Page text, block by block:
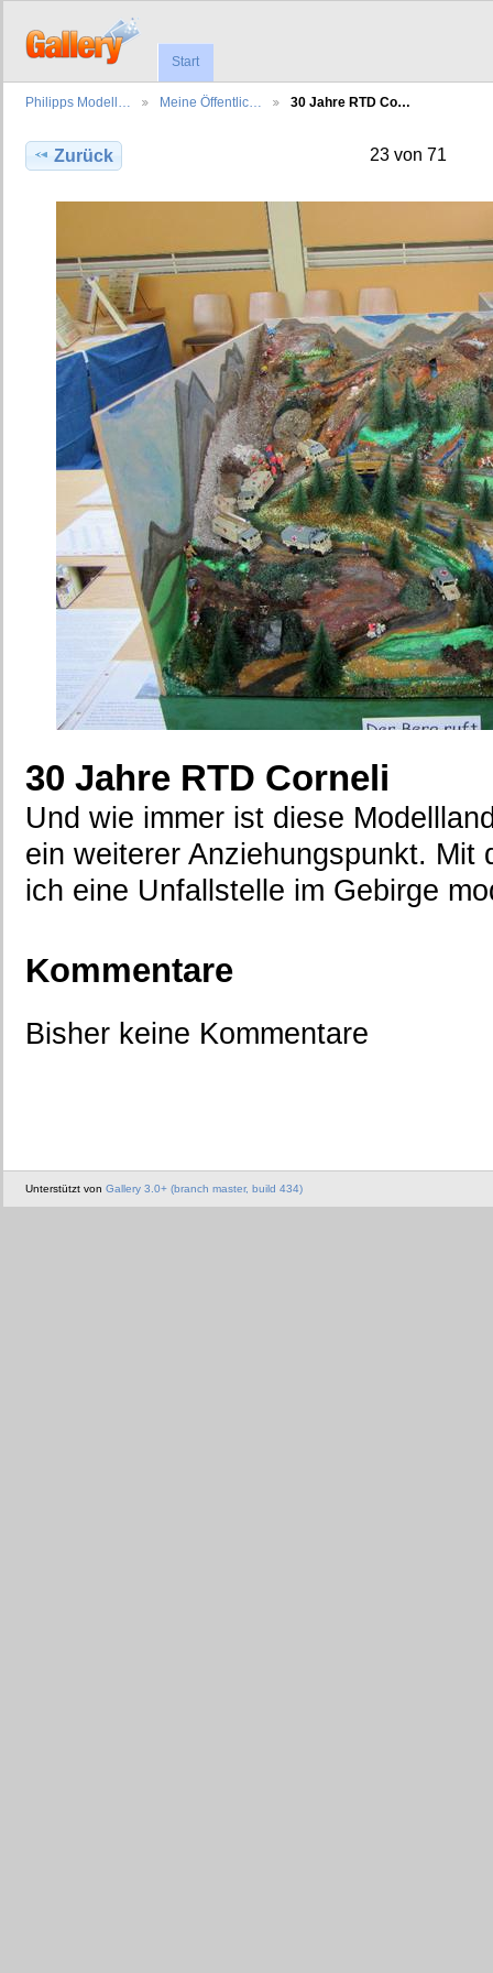
Start
Philipps Modell… Meine Öffentlic… 30 Jahre RTD Co…
Zurück 23 von 71
30 Jahre RTD Corneli
Und wie immer ist diese
ein weiterer Anziehungspunkt. Mit
ich eine Unfallstelle im Gebirge
Kommentare
Bisher keine Kommentare
Unterstützt von Gallery 3.0+ (branch master, build 434)